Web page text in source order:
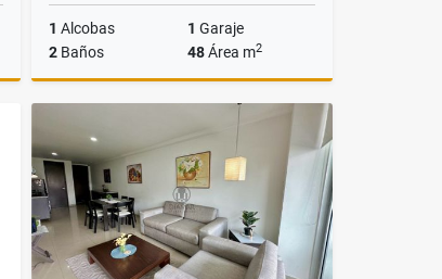
1 Alcobas 1 Garaje
2 Baños 48Área m2